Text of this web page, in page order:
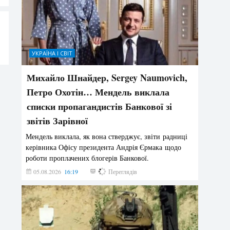
УКРАЇНА І СВІТ
Михайло Шнайдер, Sergey Naumovich,
Петро Охотін… Мендель виклала
списки пропагандистів Банкової зі
звітів Зарівної
Мендель виклала, як вона стверджує, звіти радниці
керівника Офісу президента Андрія Єрмака щодо
роботи проплачених блогерів Банкової.
05.08.2026 16:19 182 Переглядів